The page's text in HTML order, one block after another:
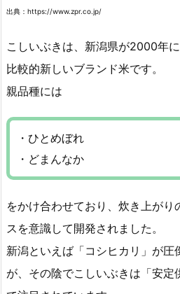
出典：https://www.zpr.co.jp/
こしいぶきは、新潟県が2000年
比較的新しいブランド米です。
親品種には
・ひとめぼれ
・どまんなか
をかけ合わせており、炊き上がり
スを意識して開発されました。
新潟といえば「コシヒカリ」が圧
が、その陰でこしいぶきは「安定